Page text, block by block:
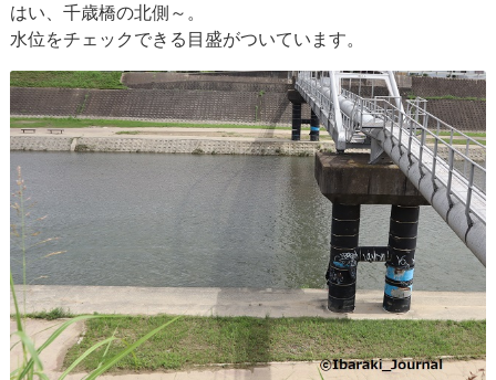
はい、千歳橋の北側～。
水位をチェックできる目盛がついています。